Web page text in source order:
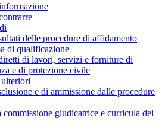
delle procedure di affidamento
di qualificazione
di lavori, servizi e forniture di
e di protezione civile
e di ammissione dalle procedure
giudicatrice e curricula dei